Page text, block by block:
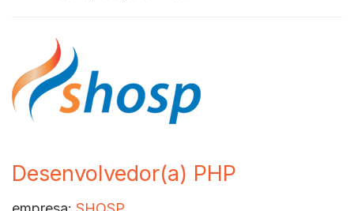
Desenvolvedor(a) PHP